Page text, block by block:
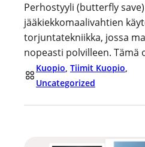
Perhostyyli (butterfly
jääkiekkomaalivahtien
torjuntatekniikka, jossa
nopeasti polvilleen. Tämä
Kuopio, Tiimit Kuopio
Uncategorized